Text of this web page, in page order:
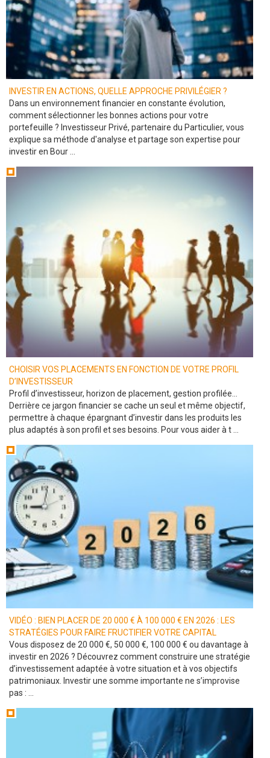
INVESTIR EN ACTIONS, QUELLE APPROCHE PRIVILÉGIER ?
Dans un environnement financier en constante évolution,
comment sélectionner les bonnes actions pour votre
portefeuille ? Investisseur Privé, partenaire du Particulier, vous
explique sa méthode d'analyse et partage son expertise pour
investir en Bour ...
CHOISIR VOS PLACEMENTS EN FONCTION DE VOTRE PROFIL
D’INVESTISSEUR
Profil d’investisseur, horizon de placement, gestion profilée…
Derrière ce jargon financier se cache un seul et même objectif,
permettre à chaque épargnant d’investir dans les produits les
plus adaptés à son profil et ses besoins. Pour vous aider à t ...
VIDÉO : BIEN PLACER DE 20 000 € À 100 000 € EN 2026 : LES
STRATÉGIES POUR FAIRE FRUCTIFIER VOTRE CAPITAL
Vous disposez de 20 000 €, 50 000 €, 100 000 € ou davantage à
investir en 2026 ? Découvrez comment construire une stratégie
d’investissement adaptée à votre situation et à vos objectifs
patrimoniaux. Investir une somme importante ne s’improvise
pas : ...